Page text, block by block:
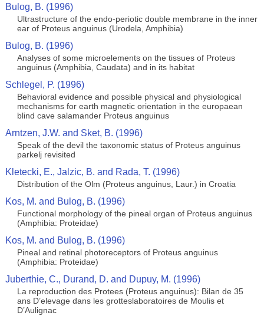
Bulog, B. (1996)
Ultrastructure of the endo-periotic double membrane in the inner
ear of Proteus anguinus (Urodela, Amphibia)
Bulog, B. (1996)
Analyses of some microelements on the tissues of Proteus
anguinus (Amphibia, Caudata) and in its habitat
Schlegel, P. (1996)
Behavioral evidence and possible physical and physiological
mechanisms for earth magnetic orientation in the europaean
blind cave salamander Proteus anguinus
Arntzen, J.W. and Sket, B. (1996)
Speak of the devil the taxonomic status of Proteus anguinus
parkelj revisited
Kletecki, E., Jalzic, B. and Rada, T. (1996)
Distribution of the Olm (Proteus anguinus, Laur.) in Croatia
Kos, M. and Bulog, B. (1996)
Functional morphology of the pineal organ of Proteus anguinus
(Amphibia: Proteidae)
Kos, M. and Bulog, B. (1996)
Pineal and retinal photoreceptors of Proteus anguinus
(Amphibia: Proteidae)
Juberthie, C., Durand, D. and Dupuy, M. (1996)
La reproduction des Protees (Proteus anguinus): Bilan de 35
ans D’elevage dans les grotteslaboratoires de Moulis et
D’Aulignac